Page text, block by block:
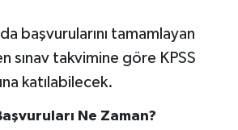
başvurularını tamamlayan
sınav takvimine göre KPSS
katılabilecek.
Ne Zaman?